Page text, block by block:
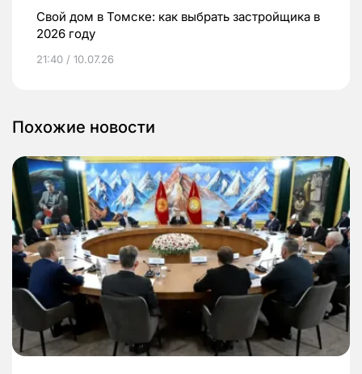
Свой дом в Томске: как выбрать застройщика в
2026 году
21:40 / 10.07.26
Похожие новости